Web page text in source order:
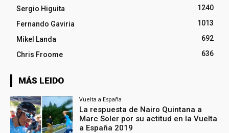
Sergio Higuita
1240
Fernando Gaviria
1013
Mikel Landa
692
Chris Froome
636
MÁS LEIDO
Vuelta a España
La respuesta de Nairo Quintana a
Marc Soler por su actitud en la Vuelta
a España 2019